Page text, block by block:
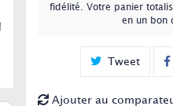
fidélité . Votre panier
en un bon
Tweet
Ajouter au